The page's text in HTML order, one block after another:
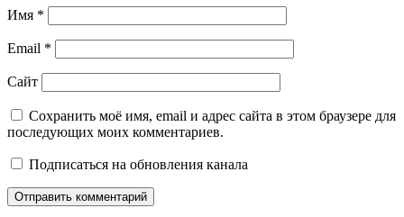
Имя *
Email *
Сайт
Сохранить моё имя, email и адрес сайта в этом браузере для
последующих моих комментариев.
Подписаться на обновления канала